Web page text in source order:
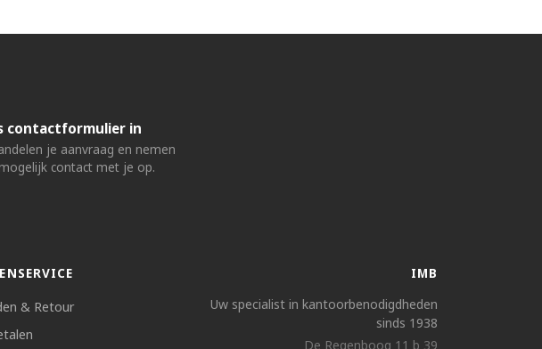
contactformulier in
je aanvraag en nemen
contact met je op.
& Retour
IMB
Uw specialist in kantoorbenodigdheden
sinds 1938
De Regenboog 11 b 39